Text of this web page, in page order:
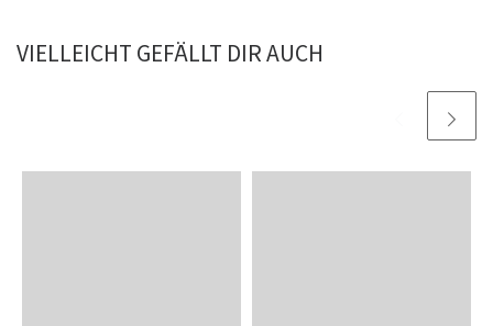
VIELLEICHT GEFÄLLT DIR AUCH